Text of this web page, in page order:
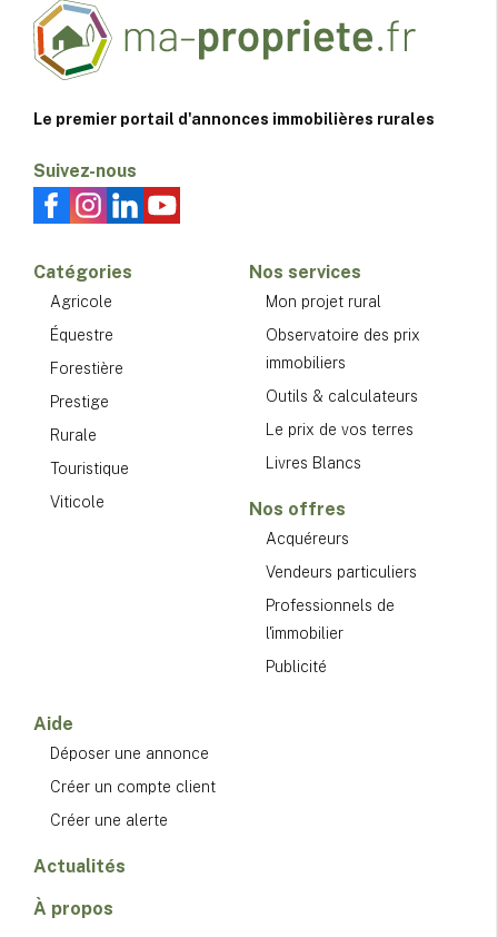
Le premier portail d'annonces immobilières rurales
Suivez-nous
Catégories
Agricole
Équestre
Forestière
Prestige
Rurale
Touristique
Viticole
Nos services
Mon projet rural
Observatoire des prix
immobiliers
Outils & calculateurs
Le prix de vos terres
Livres Blancs
Nos offres
Acquéreurs
Vendeurs particuliers
Professionnels de
l'immobilier
Publicité
Aide
Déposer une annonce
Créer un compte client
Créer une alerte
Actualités
À propos